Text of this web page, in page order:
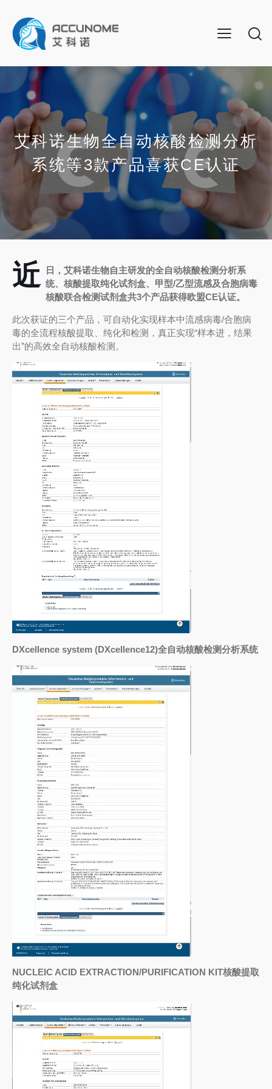
艾科诺生物全自动核酸检测分析
系统等3款产品喜获CE认证
近
日，艾科诺生物自主研发的全自动核酸检测分析系
统、核酸提取纯化试剂盒、甲型/乙型流感及合胞病毒
核酸联合检测试剂盒共3个产品获得欧盟CE认证。
此次获证的三个产品，可自动化实现样本中流感病毒/合胞病
毒的全流程核酸提取、纯化和检测，真正实现“样本进，结果
出”的高效全自动核酸检测。
DXcellence system (DXcellence12)全自动核酸检测分析系统
NUCLEIC ACID EXTRACTION/PURIFICATION KIT核酸提取
纯化试剂盒